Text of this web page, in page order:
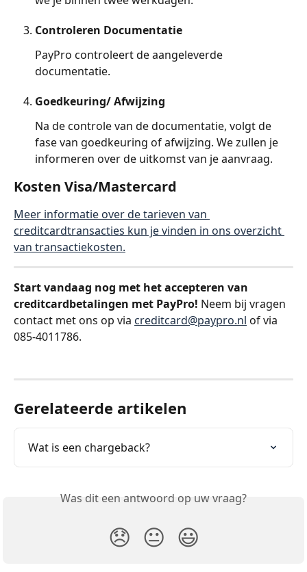
Controleren Documentatie
PayPro controleert de aangeleverde
documentatie.
Goedkeuring/ Afwijzing
Na de controle van de documentatie, volgt de
fase van goedkeuring of afwijzing. We zullen je
informeren over de uitkomst van je aanvraag.
Kosten Visa/Mastercard
Meer informatie over de tarieven van
creditcardtransacties kun je vinden in ons overzicht
van transactiekosten.
Start vandaag nog met het accepteren van
creditcardbetalingen met PayPro! Neem bij vragen
contact met ons op via creditcard@paypro.nl of via
085-4011786.
Gerelateerde artikelen
Wat is een chargeback?
Was dit een antwoord op uw vraag?
😞 😐 😃